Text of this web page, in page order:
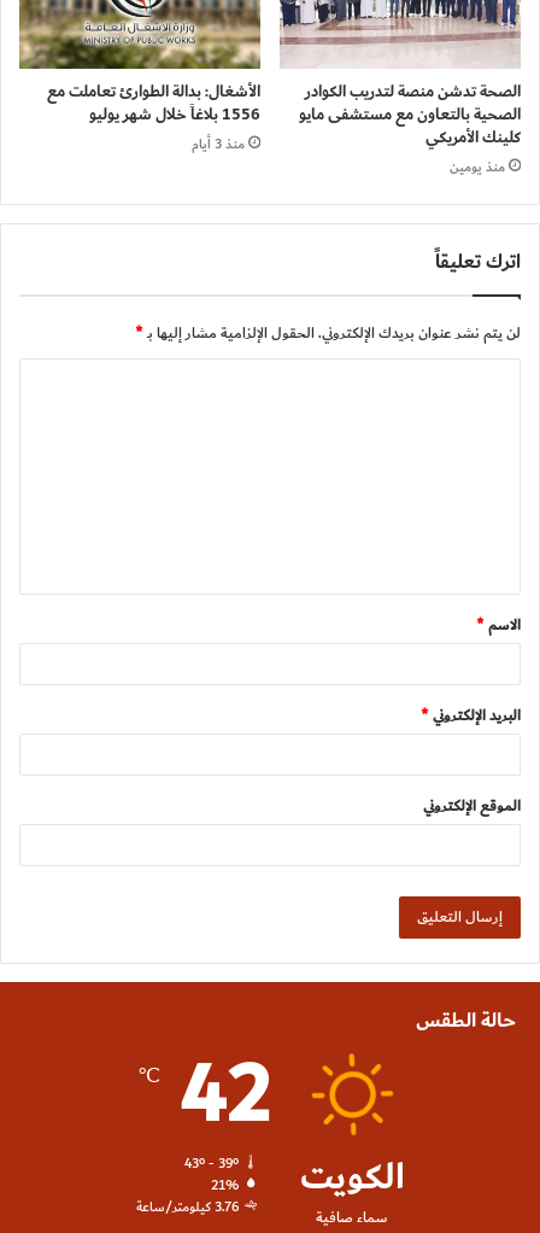
الصحة تدشن منصة لتدريب الكوادر
الصحية بالتعاون مع مستشفى مايو
كلينك الأمريكي
منذ يومين
الأشغال: بدالة الطوارئ تعاملت مع
1556 بلاغاً خلال شهر يوليو
منذ 3 أيام
اترك تعليقاً
لن يتم نشر عنوان بريدك الإلكتروني.الحقول الإلزامية مشار إليها بـ*
ق
*
الاسم*
البريد الإلكتروني*
الموقع الإلكتروني
حالة الطقس
الكويت
سماء صافية
42
℃
43º - 39º
21%
3.76 كيلومتر/ساعة